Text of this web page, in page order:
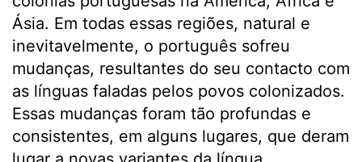
Ásia. Em todas essas regiões, natural e
inevitavelmente, o português sofreu
mudanças, resultantes do seu contacto com
as línguas faladas pelos povos colonizados.
Essas mudanças foram tão profundas e
consistentes, em alguns lugares, que deram